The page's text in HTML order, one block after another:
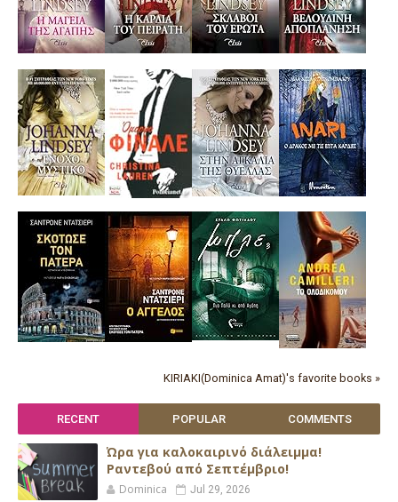
KIRIAKI(Dominica Amat)'s favorite books »
RECENT POPULAR COMMENTS
Ώρα για καλοκαιρινό διάλειμμα!
Ραντεβού από Σεπτέμβριο!
Dominica Jul 29, 2026